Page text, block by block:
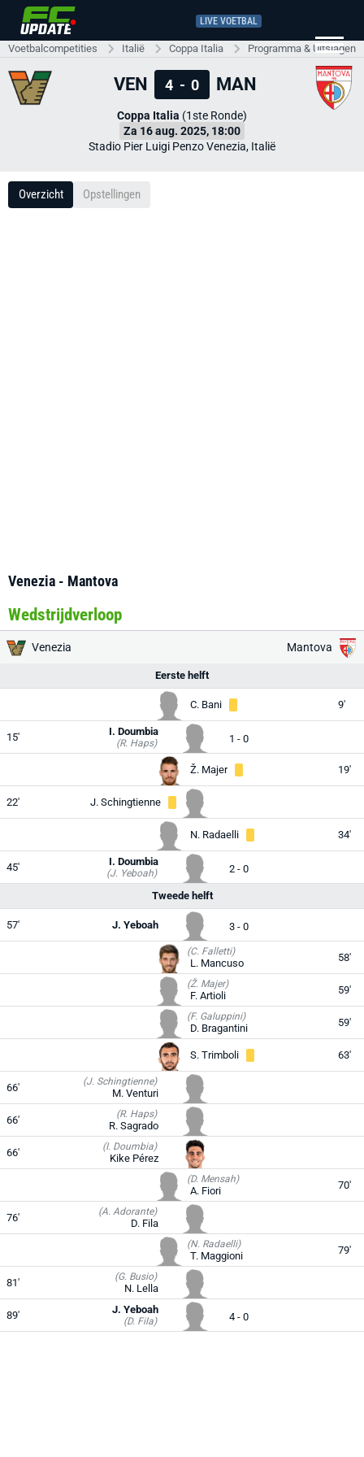
LIVE VOETBAL
Voetbalcompetities Italië Coppa Italia Programma & Uitslagen
VEN 4 - 0 MAN
Coppa Italia (1ste Ronde)
Za 16 aug. 2025, 18:00
Stadio Pier Luigi Penzo Venezia, Italië
Overzicht Opstellingen
Venezia - Mantova
Wedstrijdverloop
Venezia Mantova
Eerste helft
C. Bani 9'
15' (R. Haps)
I. Doumbia
1 - 0
Ž. Majer 19'
22' J. Schingtienne
N. Radaelli 34'
45' (J. Yeboah)
I. Doumbia
2 - 0
Tweede helft
57' J. Yeboah 3 - 0
(C. Falletti)
L. Mancuso 58'
(Ž. Majer)
F. Artioli 59'
(F. Galuppini)
D. Bragantini 59'
S. Trimboli 63'
66' (J. Schingtienne)
M. Venturi
66' (R. Haps)
R. Sagrado
66' (I. Doumbia)
Kike Pérez
(D. Mensah)
A. Fiori 70'
76' (A. Adorante)
D. Fila
(N. Radaelli)
T. Maggioni 79'
81' (G. Busio)
N. Lella
89' (D. Fila)
J. Yeboah
4 - 0